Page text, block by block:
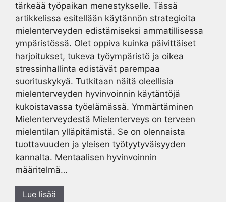
tärkeää työpaikan menestykselle. Tässä
artikkelissa esitellään käytännön strategioita
mielenterveyden edistämiseksi ammatillisessa
ympäristössä. Olet oppiva kuinka päivittäiset
harjoitukset, tukeva työympäristö ja oikea
stressinhallinta edistävät parempaa
suorituskykyä. Tutkitaan näitä oleellisia
mielenterveyden hyvinvoinnin käytäntöjä
kukoistavassa työelämässä. Ymmärtäminen
Mielenterveydestä Mielenterveys on terveen
mielentilan ylläpitämistä. Se on olennaista
tuottavuuden ja yleisen työtyytyväisyyden
kannalta. Mentaalisen hyvinvoinnin
määritelmä…
Lue lisää